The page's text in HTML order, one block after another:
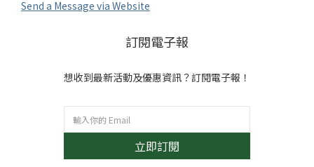
Send a Message via Website
訂閱電子報
想收到最新活動及優惠資訊？訂閱電子報！
立即訂閱